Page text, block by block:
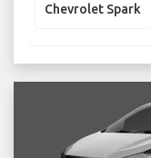
Chevrolet Spark